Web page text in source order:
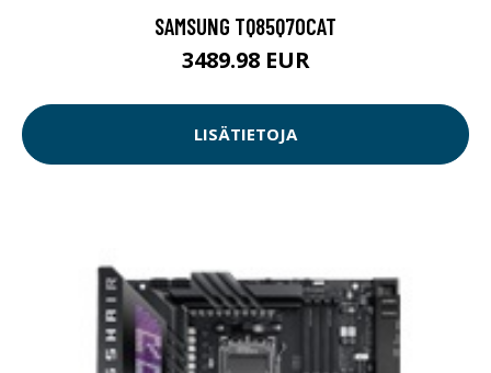
SAMSUNG TQ85Q70CAT
3489.98 EUR
LISÄTIETOJA